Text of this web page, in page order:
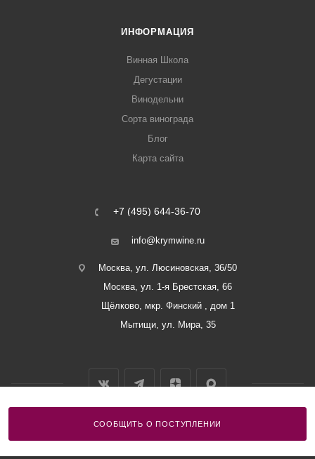
СООБЩИТЬ О ПОСТУПЛЕНИИ
ИНФОРМАЦИЯ
Винная Школа
Дегустации
Винодельни
Сорта винограда
Блог
Карта сайта
+7 (495) 644-36-70
info@krymwine.ru
Москва, ул. Люсиновская, 36/50
Москва, ул. 1-я Брестская, 66
Щёлково, мкр. Финский , дом 1
Мытищи, ул. Мира, 35